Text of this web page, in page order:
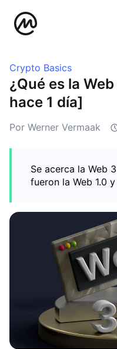
Crypto Basics
¿Qué es la
hace 1 día]
Por Werner Vermaak
Se acerca la Web
fueron la Web 1.0